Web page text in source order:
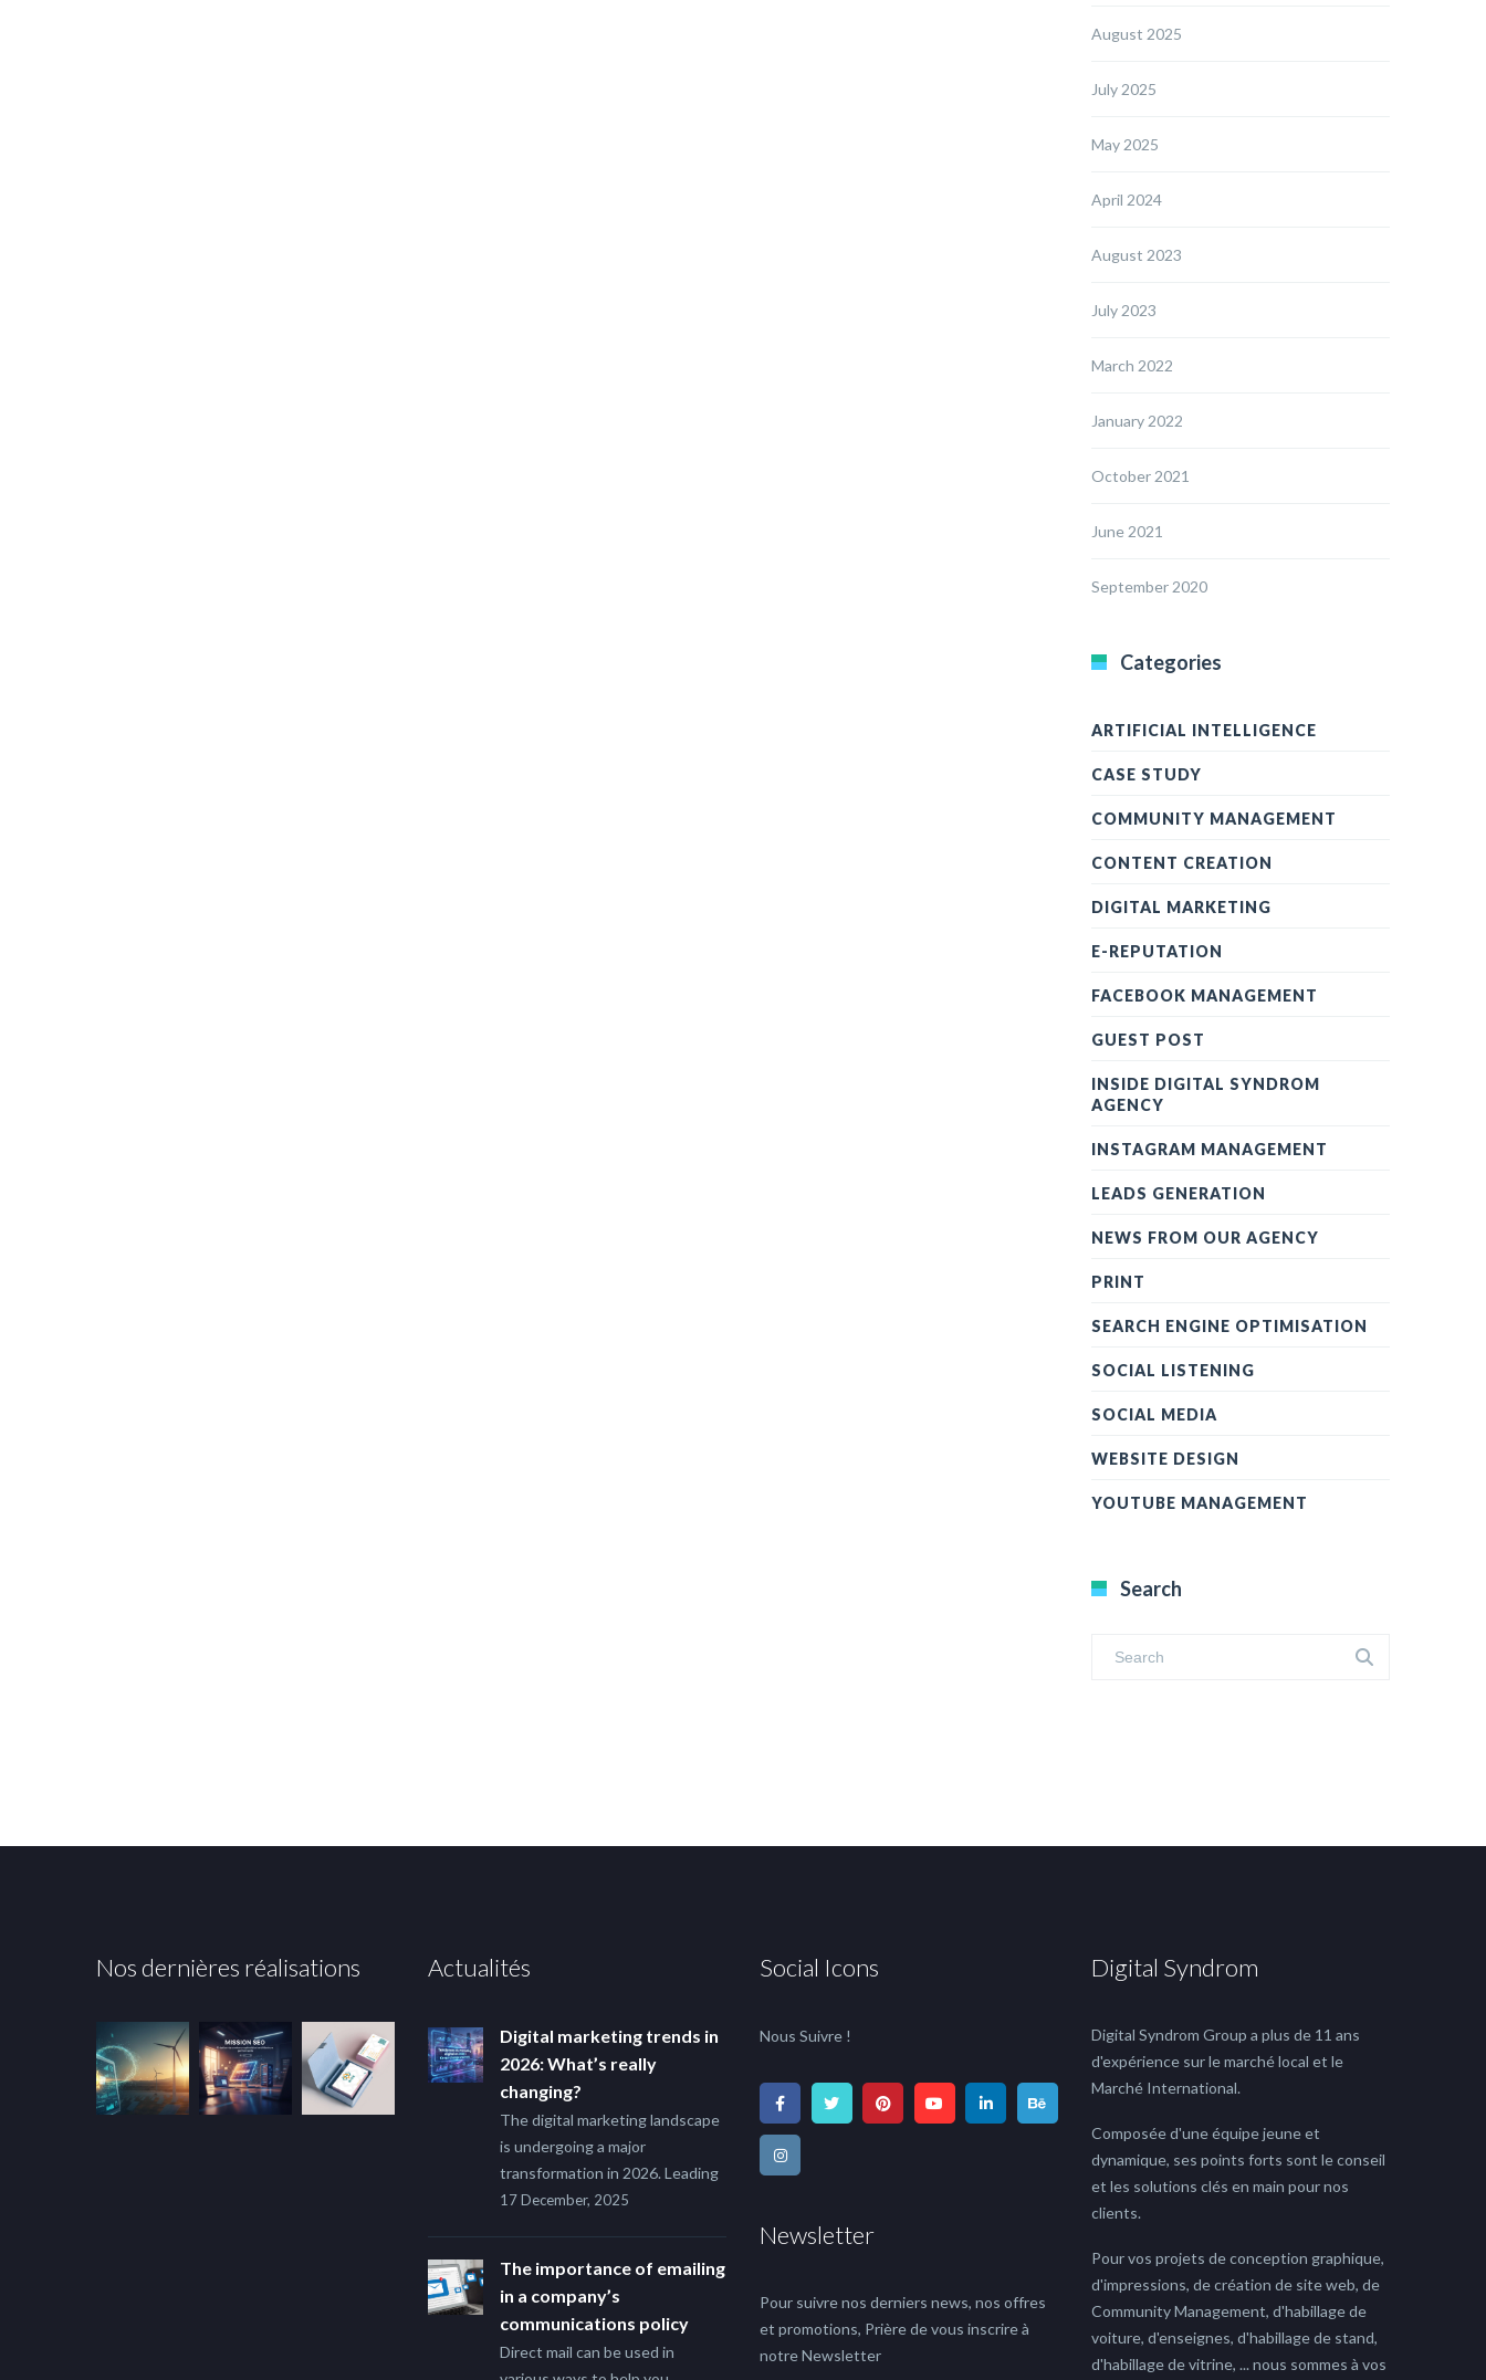
August 2025
July 2025
May 2025
April 2024
August 2023
July 2023
March 2022
January 2022
October 2021
June 2021
September 2020
Categories
ARTIFICIAL INTELLIGENCE
CASE STUDY
COMMUNITY MANAGEMENT
CONTENT CREATION
DIGITAL MARKETING
E-REPUTATION
FACEBOOK MANAGEMENT
GUEST POST
INSIDE DIGITAL SYNDROM
AGENCY
INSTAGRAM MANAGEMENT
LEADS GENERATION
NEWS FROM OUR AGENCY
PRINT
SEARCH ENGINE OPTIMISATION
SOCIAL LISTENING
SOCIAL MEDIA
WEBSITE DESIGN
YOUTUBE MANAGEMENT
Search
Nos dernières réalisations Actualités
Digital marketing trends in
2026: What’s really
changing?
The digital marketing landscape
is undergoing a major
transformation in 2026. Leading
17 December, 2025
The importance of emailing
in a company’s
communications policy
Direct mail can be used in
Social Icons
Nous Suivre !
Newsletter
Pour suivre nos derniers news, nos offres
et promotions, Prière de vous inscrire à
notre Newsletter
Digital Syndrom
Digital Syndrom Group a plus de 11 ans
d'expérience sur le marché local et le
Marché International.
Composée d'une équipe jeune et
dynamique, ses points forts sont le conseil
et les solutions clés en main pour nos
clients.
Pour vos projets de conception graphique,
d'impressions, de création de site web, de
Community Management, d'habillage de
voiture, d'enseignes, d'habillage de stand,
d'habillage de vitrine, ... nous sommes à vos